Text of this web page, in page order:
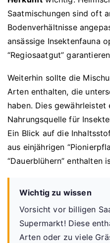
Saatmischungen sind oft
Bodenverhältnisse
ansässige Insektenfauna
“Regiosaatgut”
Weiterhin sollte die
Arten enthalten, die
haben. Dies gewährleistet
Nahrungsquelle für
Ein Blick auf die
aus einjährigen
“Dauerblühern” enthalten
Wichtig zu wissen
Vorsicht vor billigen
Supermarkt! Diese
Arten oder zu viele